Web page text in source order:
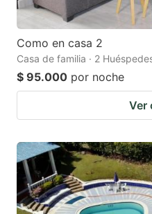
Como en casa 2
Casa de familia · 2
$ 95.000 por noche
Ver